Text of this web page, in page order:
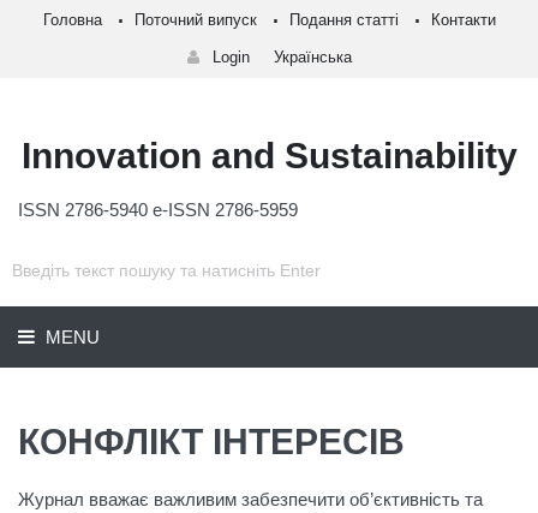
Головна Поточний випуск Подання статті Контакти
Login Українська
Innovation and Sustainability
ISSN 2786-5940 e-ISSN 2786-5959
MENU
КОНФЛІКТ ІНТЕРЕСІВ
Журнал вважає важливим забезпечити об’єктивність та